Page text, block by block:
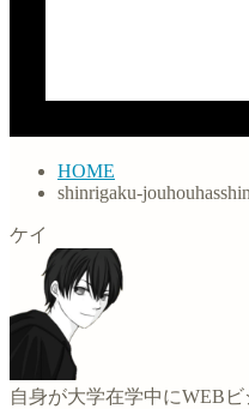
HOME
shinrigaku-
ケイ
自身が大学在学中にWEB